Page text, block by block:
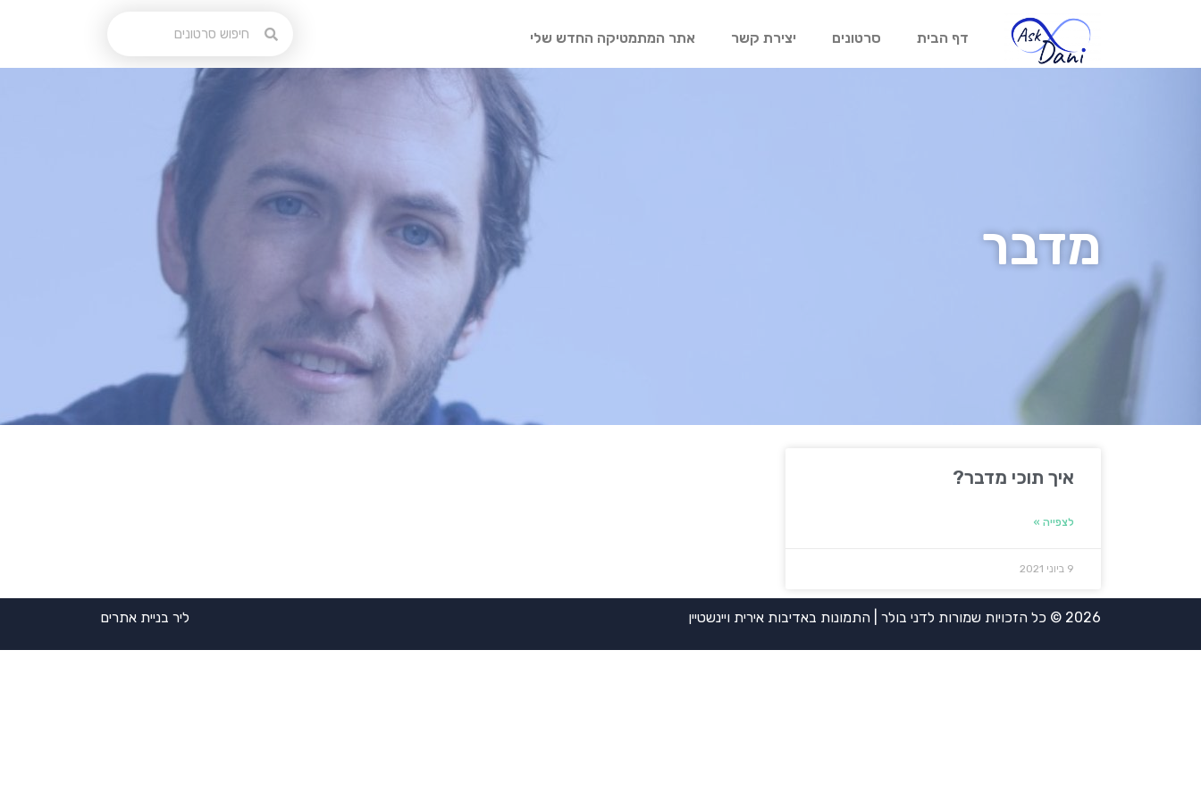
דף הבית סרטונים יצירת קשר אתר המתמטיקה החדש שלי
מדבר
איך תוכי מדבר?
לצפייה »
9 ביוני 2021
2026 © כל הזכויות שמורות לדני בולר | התמונות באדיבות אירית ויינשטיין ליר בניית אתרים